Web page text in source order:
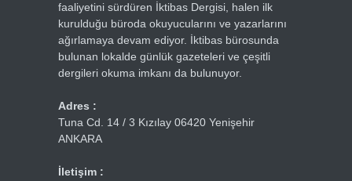
faaliyetini sürdüren İktibas Dergisi, halen ilk
kurulduğu büroda okuyucularını ve yazarlarını
ağırlamaya devam ediyor. İktibas bürosunda
bulunan lokalde günlük gazeteleri ve çeşitli
dergileri okuma imkanı da bulunuyor.
Adres :
Tuna Cd. 14 / 3 Kızılay 06420 Yenişehir
ANKARA
İletişim :